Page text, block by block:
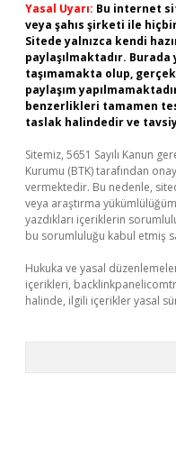
Yasal Uyarı: Bu internet
veya şahıs şirketi ile
Sitede yalnızca kendi
paylaşılmaktadır.
taşımamakta olup,
paylaşım
benzerlikleri tamamen
taslak halindedir ve
Sitemiz, 5651 Sayılı Kanun
Kurumu (BTK) tarafından
vermektedir. Bu nedenle,
veya araştırma
yazdıkları içeriklerin
bu sorumluluğu kabul etmiş
Hukuka ve yasal
içerikleri,
halinde, ilgili içerikler yasal